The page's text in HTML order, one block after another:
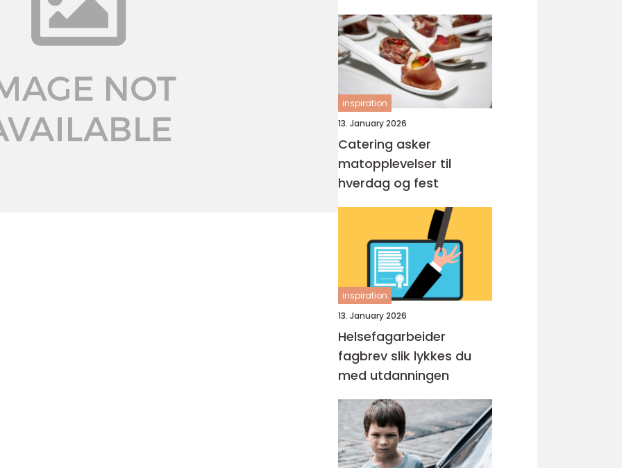
inspiration
13. January 2026
Catering asker
matopplevelser til
hverdag og fest
inspiration
13. January 2026
Helsefagarbeider
fagbrev slik lykkes du
med utdanningen